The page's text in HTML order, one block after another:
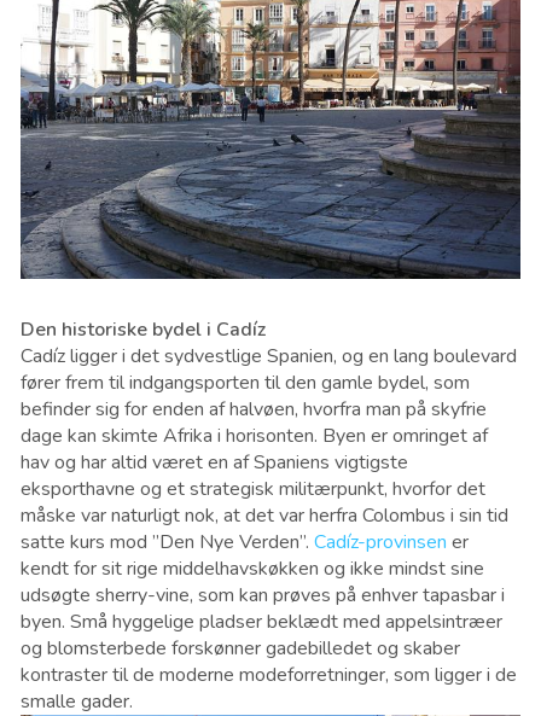
Den historiske bydel i Cadíz
Cadíz ligger i det sydvestlige Spanien, og en lang boulevard
fører frem til indgangsporten til den gamle bydel, som
befinder sig for enden af halvøen, hvorfra man på skyfrie
dage kan skimte Afrika i horisonten. Byen er omringet af
hav og har altid været en af Spaniens vigtigste
eksporthavne og et strategisk militærpunkt, hvorfor det
måske var naturligt nok, at det var herfra Colombus i sin tid
satte kurs mod ”Den Nye Verden”. Cadíz-provinsen er
kendt for sit rige middelhavskøkken og ikke mindst sine
udsøgte sherry-vine, som kan prøves på enhver tapasbar i
byen. Små hyggelige pladser beklædt med appelsintræer
og blomsterbede forskønner gadebilledet og skaber
kontraster til de moderne modeforretninger, som ligger i de
smalle gader.